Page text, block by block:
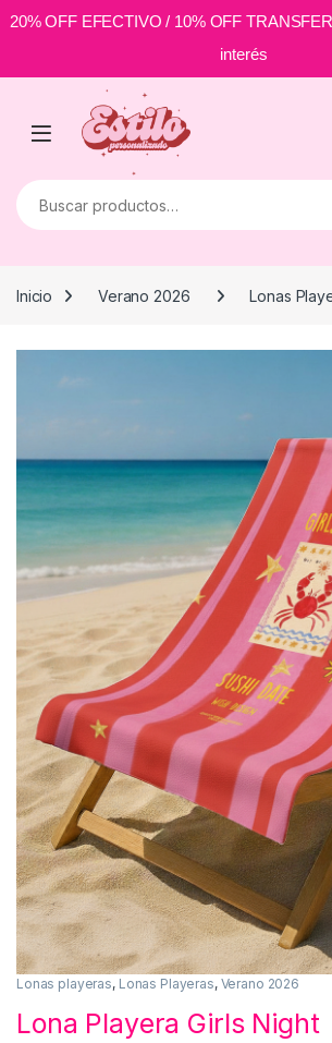
20% OFF EFECTIVO / 10% OFF
interés
Skip to navigation
Buscar por:
Inicio Verano 2026 Lonas
Lonas playeras, Lonas Playeras, Verano 2026
Lona Playera Girls Night